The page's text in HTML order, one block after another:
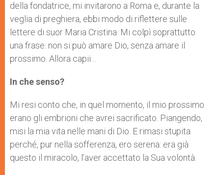
della fondatrice, mi invitarono a Roma e, durante la
veglia di preghiera, ebbi modo di riflettere sulle
lettere di suor Maria Cristina. Mi colpì soprattutto
una frase: non si può amare Dio, senza amare il
prossimo. Allora capii…
In che senso?
Mi resi conto che, in quel momento, il mio prossimo
erano gli embrioni che avrei sacrificato. Piangendo,
misi la mia vita nelle mani di Dio. E rimasi stupita
perché, pur nella sofferenza, ero serena: era già
questo il miracolo, l’aver accettato la Sua volontà.